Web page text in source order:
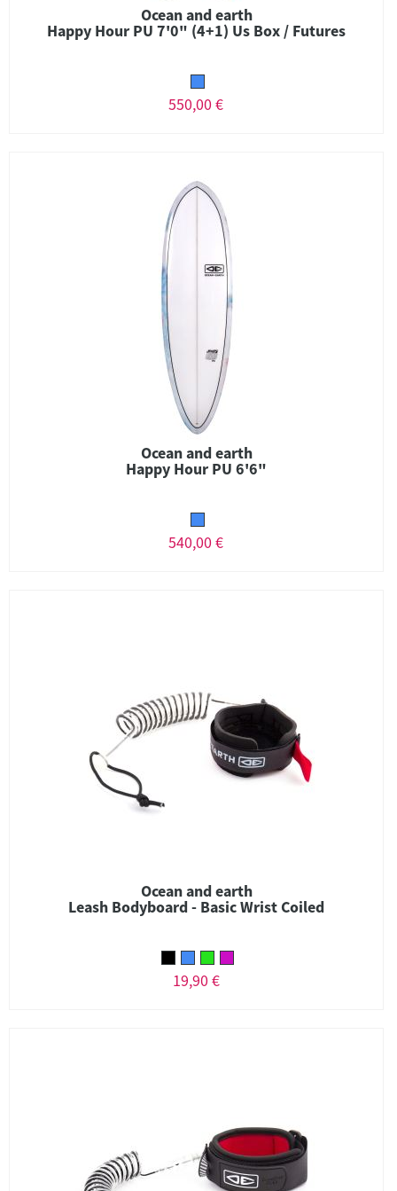
Ocean and earth
Happy Hour PU 7'0" (4+1) Us Box / Futures
550,00 €
Ocean and earth
Happy Hour PU 6'6"
540,00 €
Ocean and earth
Leash Bodyboard - Basic Wrist Coiled
19,90 €